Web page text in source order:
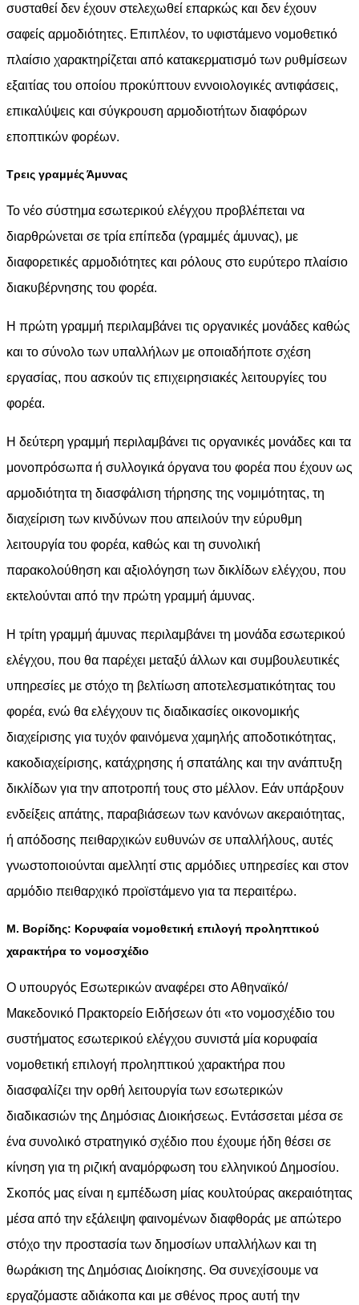
συσταθεί δεν έχουν στελεχωθεί επαρκώς και δεν έχουν
σαφείς αρμοδιότητες. Επιπλέον, το υφιστάμενο νομοθετικό
πλαίσιο χαρακτηρίζεται από κατακερματισμό των ρυθμίσεων
εξαιτίας του οποίου προκύπτουν εννοιολογικές αντιφάσεις,
επικαλύψεις και σύγκρουση αρμοδιοτήτων διαφόρων
εποπτικών φορέων.
Τρεις γραμμές Άμυνας
Το νέο σύστημα εσωτερικού ελέγχου προβλέπεται να
διαρθρώνεται σε τρία επίπεδα (γραμμές άμυνας), με
διαφορετικές αρμοδιότητες και ρόλους στο ευρύτερο πλαίσιο
διακυβέρνησης του φορέα.
Η πρώτη γραμμή περιλαμβάνει τις οργανικές μονάδες καθώς
και το σύνολο των υπαλλήλων με οποιαδήποτε σχέση
εργασίας, που ασκούν τις επιχειρησιακές λειτουργίες του
φορέα.
Η δεύτερη γραμμή περιλαμβάνει τις οργανικές μονάδες και τα
μονοπρόσωπα ή συλλογικά όργανα του φορέα που έχουν ως
αρμοδιότητα τη διασφάλιση τήρησης της νομιμότητας, τη
διαχείριση των κινδύνων που απειλούν την εύρυθμη
λειτουργία του φορέα, καθώς και τη συνολική
παρακολούθηση και αξιολόγηση των δικλίδων ελέγχου, που
εκτελούνται από την πρώτη γραμμή άμυνας.
Η τρίτη γραμμή άμυνας περιλαμβάνει τη μονάδα εσωτερικού
ελέγχου, που θα παρέχει μεταξύ άλλων και συμβουλευτικές
υπηρεσίες με στόχο τη βελτίωση αποτελεσματικότητας του
φορέα, ενώ θα ελέγχουν τις διαδικασίες οικονομικής
διαχείρισης για τυχόν φαινόμενα χαμηλής αποδοτικότητας,
κακοδιαχείρισης, κατάχρησης ή σπατάλης και την ανάπτυξη
δικλίδων για την αποτροπή τους στο μέλλον. Εάν υπάρξουν
ενδείξεις απάτης, παραβιάσεων των κανόνων ακεραιότητας,
ή απόδοσης πειθαρχικών ευθυνών σε υπαλλήλους, αυτές
γνωστοποιούνται αμελλητί στις αρμόδιες υπηρεσίες και στον
αρμόδιο πειθαρχικό προϊστάμενο για τα περαιτέρω.
Μ. Βορίδης: Κορυφαία νομοθετική επιλογή προληπτικού
χαρακτήρα το νομοσχέδιο
Ο υπουργός Εσωτερικών αναφέρει στο Αθηναϊκό/
Μακεδονικό Πρακτορείο Ειδήσεων ότι «το νομοσχέδιο του
συστήματος εσωτερικού ελέγχου συνιστά μία κορυφαία
νομοθετική επιλογή προληπτικού χαρακτήρα που
διασφαλίζει την ορθή λειτουργία των εσωτερικών
διαδικασιών της Δημόσιας Διοικήσεως. Εντάσσεται μέσα σε
ένα συνολικό στρατηγικό σχέδιο που έχουμε ήδη θέσει σε
κίνηση για τη ριζική αναμόρφωση του ελληνικού Δημοσίου.
Σκοπός μας είναι η εμπέδωση μίας κουλτούρας ακεραιότητας
μέσα από την εξάλειψη φαινομένων διαφθοράς με απώτερο
στόχο την προστασία των δημοσίων υπαλλήλων και τη
θωράκιση της Δημόσιας Διοίκησης. Θα συνεχίσουμε να
εργαζόμαστε αδιάκοπα και με σθένος προς αυτή την